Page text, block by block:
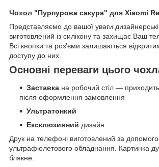
Чохол "Пурпурова сакура" для Xiaomi
Представляємо до вашої уваги
виготовлений із силікону та захищає Ваш
Всі кнопки та роз'єми залишаються
доступу до них.
Основні переваги цього
Заставка на робочий стіл —
після оформлення замовлення
Ультратонкий
Ексклюзивний дизайн
Друк на телефоні виготовлений за
ультрафіолетового обладнання. Картинка
блякне.